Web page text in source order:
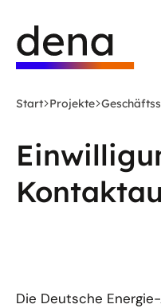
Hauptinhalt
springen
Deutsche
Energie-
Agentur
-
Startseite
Start Projekte
Die Deutsche